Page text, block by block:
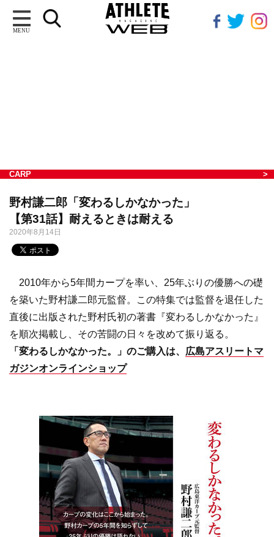
MENU
CARP
野村謙二郎「変わるしかなかった」
【第31話】耐えるときは耐える
2020年8月14日
2010年から5年間カープを率い、25年ぶりの優勝への礎
を築いた野村謙二郎元監督。この特集では監督を退任した
直後に出版された野村氏初の著書『変わるしかなかった』
を順次掲載し、その苦闘の日々を改めて振り返る。
「変わるしかなかった。」のご購入は、 広島アスリートマ
ガジンオンラインショップ